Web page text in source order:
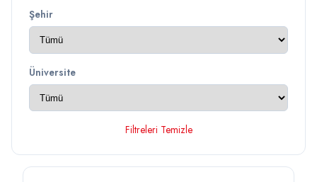
Şehir
Üniversite
Filtreleri Temizle